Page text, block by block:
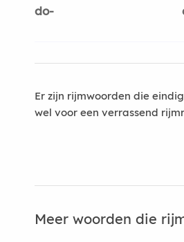
do-
Er zijn rijmwoorden die
wel voor een verrassend
Meer woorden die